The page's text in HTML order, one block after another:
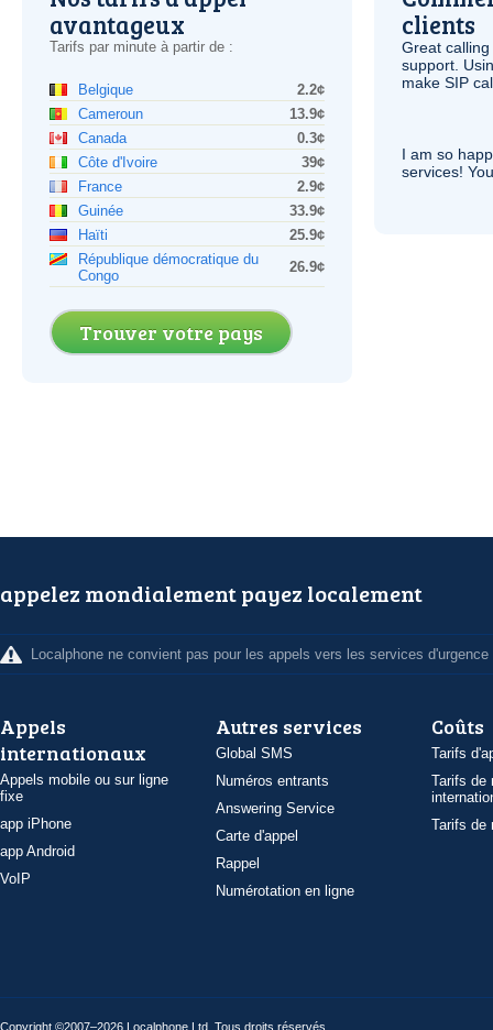
avantageux
Tarifs par minute à partir de :
Belgique
2.2¢
Cameroun
13.9¢
Canada
0.3¢
Côte d'Ivoire
39¢
France
2.9¢
Guinée
33.9¢
Haïti
25.9¢
République démocratique du
Congo
26.9¢
Trouver votre pays
clients
Great
support.
make SIP
I am so
services!
appelez mondialement payez localement
Localphone ne convient pas pour les appels vers les services d'urgence
Appels
internationaux
Appels mobile ou sur ligne
fixe
app iPhone
app Android
VoIP
Autres services
Global SMS
Numéros entrants
Answering Service
Carte d'appel
Rappel
Numérotation en ligne
Coûts
Tarifs
Tarifs de
Tarifs de
Copyright ©2007–2026 Localphone Ltd . Tous droits réservés